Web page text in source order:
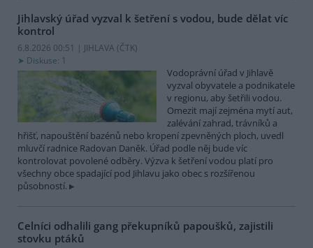
Jihlavský úřad vyzval k šetření s vodou, bude dělat víc
kontrol
6.8.2026 00:51 | JIHLAVA (ČTK)
Diskuse: 1
Vodoprávní úřad v Jihlavě
vyzval obyvatele a podnikatele
v regionu, aby šetřili vodou.
Omezit mají zejména mytí aut,
zalévání zahrad, trávníků a
hřišť, napouštění bazénů nebo kropení zpevněných ploch, uvedl
mluvčí radnice Radovan Daněk. Úřad podle něj bude víc
kontrolovat povolené odběry. Výzva k šetření vodou platí pro
všechny obce spadající pod Jihlavu jako obec s rozšířenou
působností.
Celníci odhalili gang překupníků papoušků, zajistili
stovku ptáků